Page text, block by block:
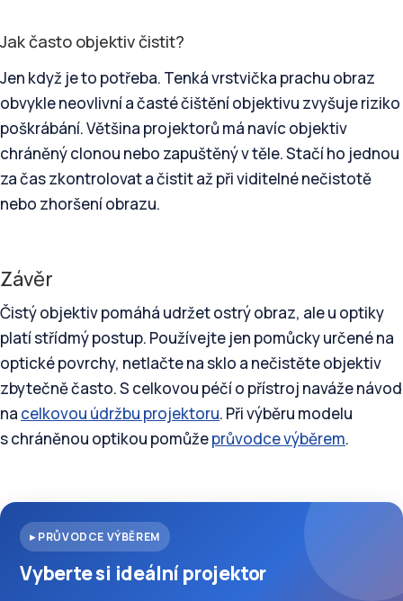
Jak často objektiv čistit?
Jen když je to potřeba. Tenká vrstvička prachu obraz
obvykle neovlivní a časté čištění objektivu zvyšuje riziko
poškrábání. Většina projektorů má navíc objektiv
chráněný clonou nebo zapuštěný v těle. Stačí ho jednou
za čas zkontrolovat a čistit až při viditelné nečistotě
nebo zhoršení obrazu.
Závěr
Čistý objektiv pomáhá udržet ostrý obraz, ale u optiky
platí střídmý postup. Používejte jen pomůcky určené na
optické povrchy, netlačte na sklo a nečistěte objektiv
zbytečně často. S celkovou péčí o přístroj naváže návod
na celkovou údržbu projektoru. Při výběru modelu
s chráněnou optikou pomůžeprůvodce výběrem.
▸ PRŮVODCE VÝBĚREM
Vyberte si ideální projektor